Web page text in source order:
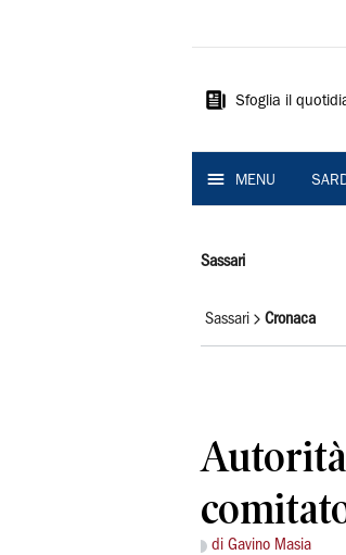
Sardegna
Sfoglia il
MENU
Sassari
Sassari Cronaca
di Gavino Masia